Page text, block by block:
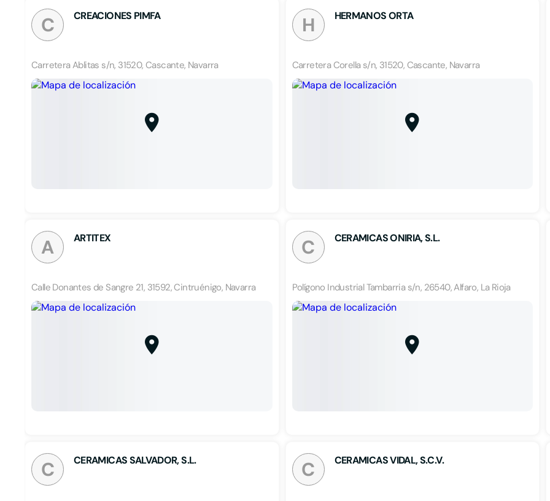
C CREACIONES PIMFA
Carretera Ablitas s/n, 31520, Cascante, Navarra
H HERMANOS ORTA
Carretera Corella s/n, 31520, Cascante, Navarra
A ARTITEX
Calle Donantes de Sangre 21, 31592, Cintruénigo, Navarra
C CERAMICAS ONIRIA, S.L.
Polígono Industrial Tambarria s/n, 26540, Alfaro, La Rioja
C CERAMICAS SALVADOR, S.L. C CERAMICAS VIDAL, S.C.V.